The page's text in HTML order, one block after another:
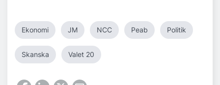
Ekonomi JM NCC Peab Politik
Skanska Valet 20